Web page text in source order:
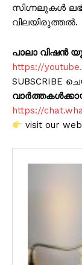
സിഗ്നലുകൾ
വിലയിരുത്തൽ.
പാലാ വിഷൻ
https://
SUBSCRIBE
https://
visit our